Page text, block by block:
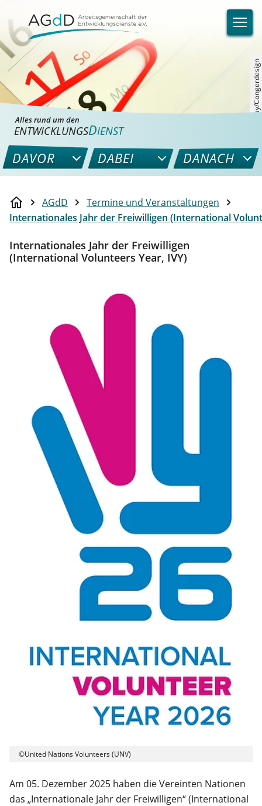
©Pixabay/Congerdesign
Alles rund um den
ENTWICKLUNGSDIENST
DAVOR DABEI DANACH
AGdD
Termine und Veranstaltungen
Internationales Jahr der Freiwilligen (International
Internationales Jahr der Freiwilligen
(International Volunteers Year, IVY)
©United Nations Volunteers (UNV)
Am 05. Dezember 2025 haben die Vereinten Nationen
das „Internationale Jahr der Freiwilligen“ (International